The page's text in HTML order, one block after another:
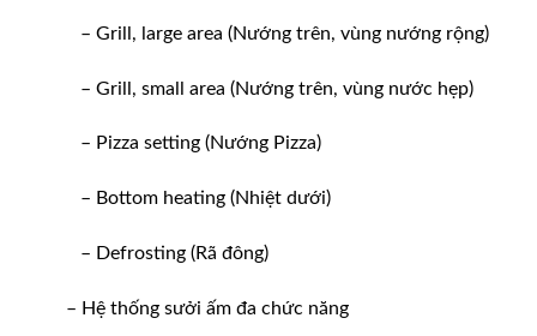
– Grill, large area (Nướng trên, vùng nướng rộng)
– Grill, small area (Nướng trên, vùng nước hẹp)
– Pizza setting (Nướng Pizza)
– Bottom heating (Nhiệt dưới)
– Defrosting (Rã đông)
– Hệ thống sưởi ấm đa chức năng